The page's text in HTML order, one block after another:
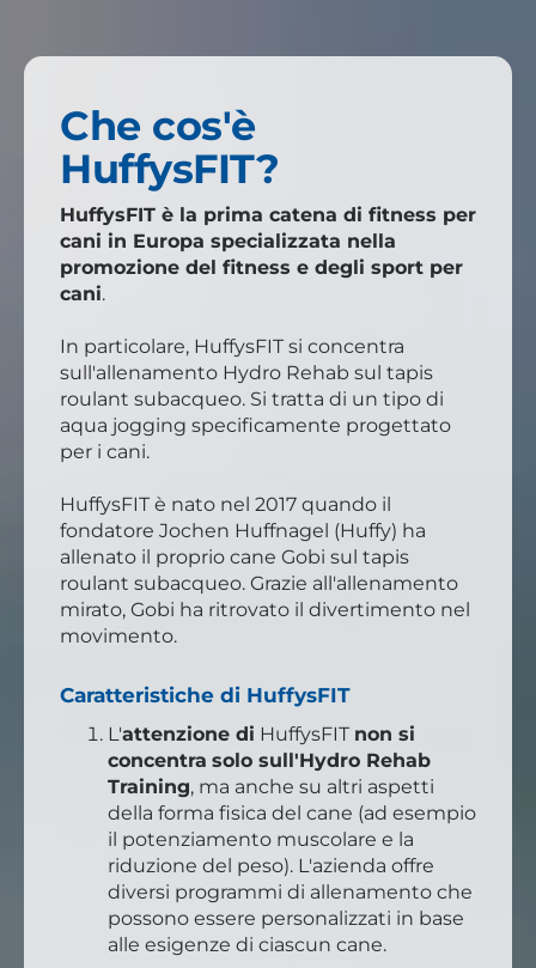
Che cos'è
HuffysFIT?
HuffysFIT è la prima catena di fitness per
cani in Europa specializzata nella
promozione del fitness e degli sport per
cani.
In particolare, HuffysFIT si concentra
sull'allenamento Hydro Rehab sul tapis
roulant subacqueo. Si tratta di un tipo di
aqua jogging specificamente progettato
per i cani.
HuffysFIT è nato nel 2017 quando il
fondatore Jochen Huffnagel (Huffy) ha
allenato il proprio cane Gobi sul tapis
roulant subacqueo. Grazie all'allenamento
mirato, Gobi ha ritrovato il divertimento nel
movimento.
Caratteristiche di HuffysFIT
L'attenzione di HuffysFIT non si
concentra solo sull'Hydro Rehab
Training, ma anche su altri aspetti
della forma fisica del cane (ad esempio
il potenziamento muscolare e la
riduzione del peso). L'azienda offre
diversi programmi di allenamento che
possono essere personalizzati in base
alle esigenze di ciascun cane.